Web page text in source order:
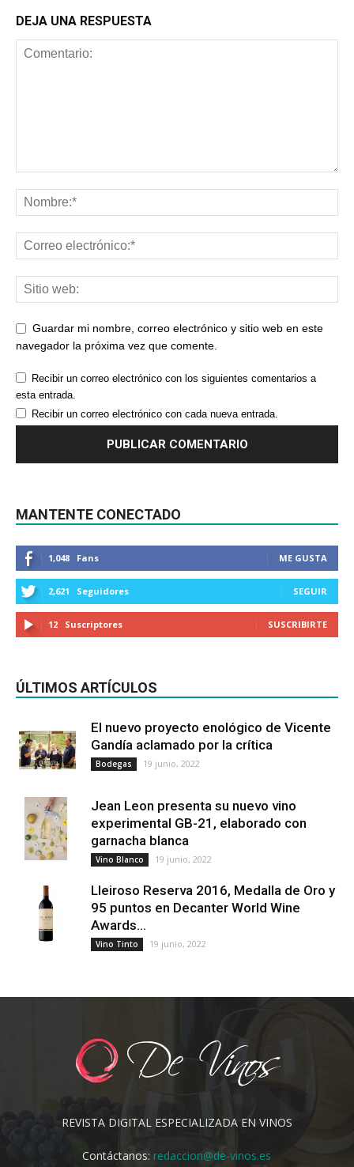
DEJA UNA RESPUESTA
Guardar mi nombre, correo electrónico y sitio web en este
navegador la próxima vez que comente.
Recibir un correo electrónico con los siguientes comentarios a
esta entrada.
Recibir un correo electrónico con cada nueva entrada.
MANTENTE CONECTADO
1,048 Fans ME GUSTA
2,621 Seguidores SEGUIR
12 Suscriptores SUSCRIBIRTE
ÚLTIMOS ARTÍCULOS
El nuevo proyecto enológico de Vicente
Gandía aclamado por la crítica
Bodegas 19 junio, 2022
Jean Leon presenta su nuevo vino
experimental GB-21, elaborado con
garnacha blanca
Vino Blanco 19 junio, 2022
Lleiroso Reserva 2016, Medalla de Oro y
95 puntos en Decanter World Wine
Awards...
Vino Tinto 19 junio, 2022
REVISTA DIGITAL ESPECIALIZADA EN VINOS
Contáctanos:redaccion@de-vinos.es